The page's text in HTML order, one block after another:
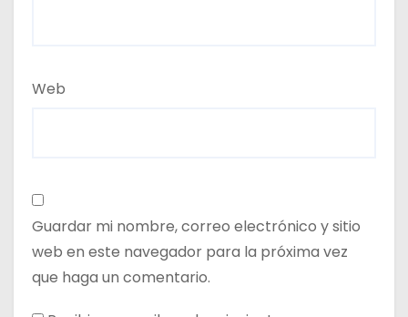
Web
Guardar mi nombre, correo electrónico y sitio
web en este navegador para la próxima vez
que haga un comentario.